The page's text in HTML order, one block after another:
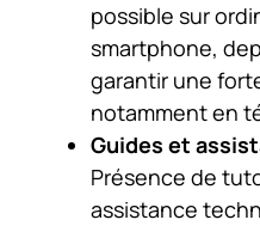
possible sur
smartphone,
garantir une
notamment en
Guides et
Présence de
assistance